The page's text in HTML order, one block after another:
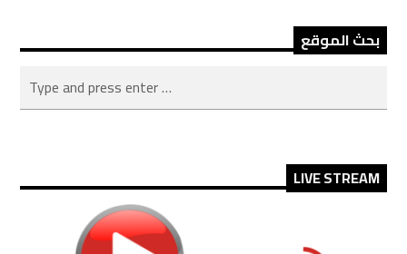
بحث الموقع
LIVE STREAM